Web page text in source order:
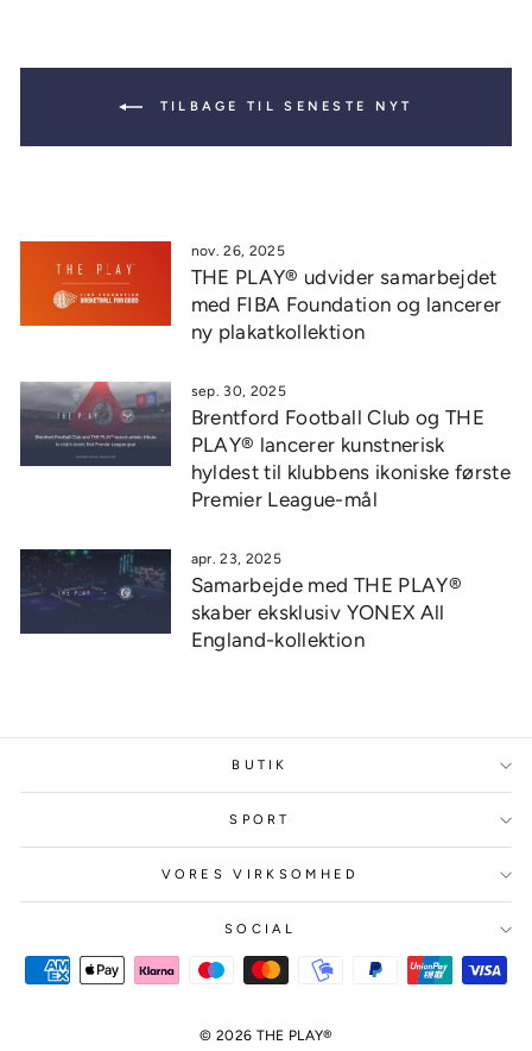
TILBAGE TIL SENESTE NYT
nov. 26, 2025
THE PLAY® udvider samarbejdet
med FIBA Foundation og lancerer
ny plakatkollektion
sep. 30, 2025
Brentford Football Club og THE
PLAY® lancerer kunstnerisk
hyldest til klubbens ikoniske første
Premier League-mål
apr. 23, 2025
Samarbejde med THE PLAY®
skaber eksklusiv YONEX All
England-kollektion
BUTIK
SPORT
VORES VIRKSOMHED
SOCIAL
© 2026 THE PLAY®